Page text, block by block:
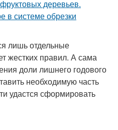
лишь отдельные
жестких правил. А сама
доли лишнего годового
необходимую часть
удастся сформировать